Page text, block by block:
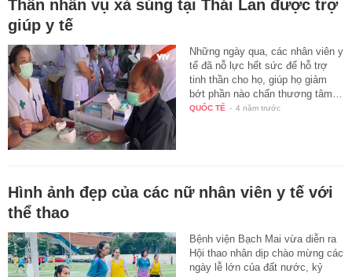
Thân nhân vụ xả súng tại Thái Lan được trợ
giúp y tế
Những ngày qua, các nhân viên y
tế đã nỗ lực hết sức để hỗ trợ
tinh thần cho họ, giúp họ giảm
bớt phần nào chấn thương tâm…
QUỐC TẾ - 4 năm trước
Hình ảnh đẹp của các nữ nhân viên y tế với
thể thao
Bệnh viện Bạch Mai vừa diễn ra
Hội thao nhân dịp chào mừng các
ngày lễ lớn của đất nước, kỷ